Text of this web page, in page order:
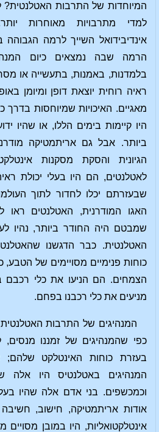
המיוחדות של התרבות
למדי מתרבויות מאוחרות
אינדיבידואל השייך לרמה
הרמה שבה נמצאים כיום
בלמדנות, באמנות, בתעשייה או
ראיה רוחית יוצאת דופן ומיומן
מאגיים. האיכויות שמיוחסות בדרך
היו קיימות בימים הללו, או שהיו
ביותר. אבל גם אריתמטיקה
הגיונית והסקת מסקנות
לאטלנטים, הם היו בעלי יכולת
שבעזרתם יכלו לחדור לתוך
האגו המודרנית, האטלנטים ראו
שמבטם היה החודר ביותר, נהיו
האטלנטית. כבר הדגשנו
כוחות פנימיים מסויימים של
הצמחים. הם הניעו את כלי
מניעים את כלי רכבנו בפחם.
המנהיגים של התרבות
כפי שהמנהיגים של זמננו
בעזרת כוחות האינטלקט שלהם;
המנהיגים באטלנטיס היו אלה
וכמכשפים. בני אדם אלה שהיו
אודות אריתמטיקה, חישוב,
אינטלקטואליות, היו במובן